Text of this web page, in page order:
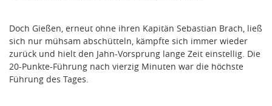
Doch Gießen, erneut ohne ihren Kapitän Sebastian Brach, ließ
sich nur mühsam abschütteln, kämpfte sich immer wieder
zurück und hielt den Jahn-Vorsprung lange Zeit einstellig. Die
20-Punkte-Führung nach vierzig Minuten war die höchste
Führung des Tages.